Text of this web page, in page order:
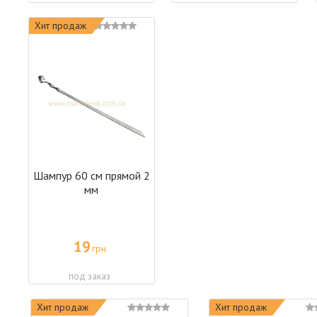
Хит продаж
Шампур 60 см прямой 2
мм
19грн
под заказ
Хит продаж Хит продаж